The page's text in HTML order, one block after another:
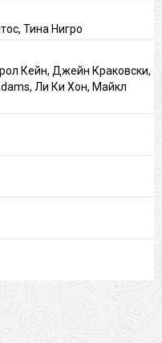
Тина Нигро
Кейн, Джейн Краковски,
Ли Ки Хон, Майкл